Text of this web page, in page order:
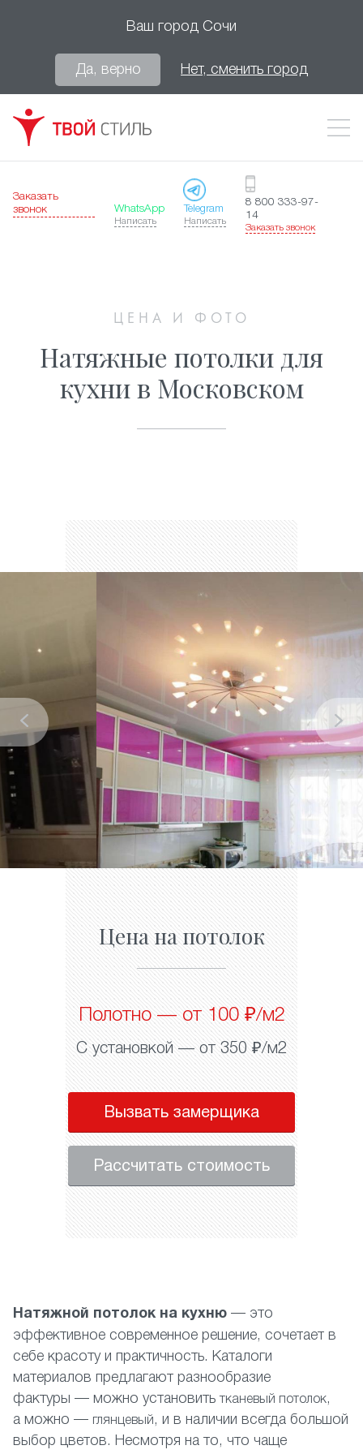
Ваш город Сочи
Да, верно Нет, сменить город
Заказать
звонок
WhatsApp
Написать
Telegram
Написать
8 800 333-97-
14
Заказать звонок
ЦЕНА И ФОТО
Натяжные потолки для
кухни в Московском
Цена на потолок
Полотно — от 100 ₽/м2
С установкой — от 350 ₽/м2
Вызвать замерщика
Рассчитать стоимость
Н атяжной потолок на кухню — это
эффективное современное решение, сочетает в
себе красоту и практичность. Каталоги
материалов предлагают разнообразие
фактуры — можно установитьтканевый потолок,
а можно — глянцевый , и в наличии всегда большой
выбор цветов. Несмотря на то, что чаще